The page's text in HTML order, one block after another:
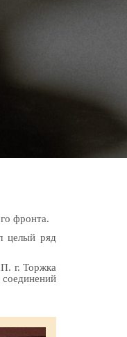
фронта.
целый ряд
г. Торжка